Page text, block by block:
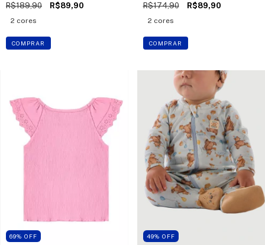
R$189,90 R$89,90
2 cores
COMPRAR
R$174,90 R$89,90
2 cores
COMPRAR
69% OFF 49% OFF